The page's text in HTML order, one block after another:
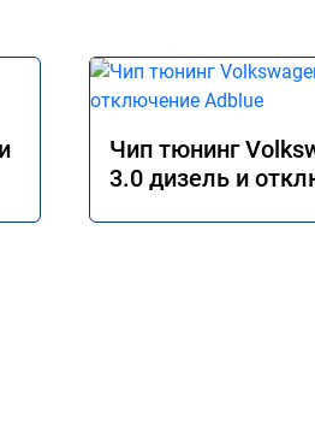
Чип тюнинг
3.0 дизель и